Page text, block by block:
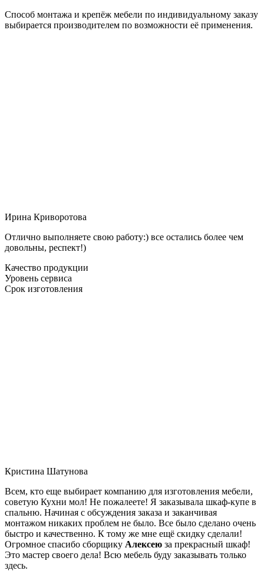
Способ монтажа и крепёж мебели по индивидуальному заказу
выбирается производителем по возможности её применения.
Ирина Криворотова
Отлично выполняете свою работу:) все остались более чем
довольны, респект!)
Качество продукции
Уровень сервиса
Срок изготовления
Кристина Шатунова
Всем, кто еще выбирает компанию для изготовления мебели,
советую Кухни мол! Не пожалеете! Я заказывала шкаф-купе в
спальню. Начиная с обсуждения заказа и заканчивая
монтажом никаких проблем не было. Все было сделано очень
быстро и качественно. К тому же мне ещё скидку сделали!
Огромное спасибо сборщику Алексею за прекрасный шкаф!
Это мастер своего дела! Всю мебель буду заказывать только
здесь.